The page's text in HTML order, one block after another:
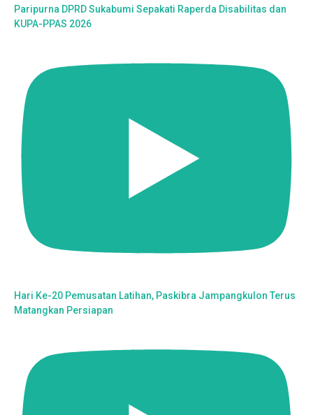
Paripurna DPRD Sukabumi Sepakati Raperda Disabilitas dan
KUPA-PPAS 2026
Hari Ke-20 Pemusatan Latihan, Paskibra Jampangkulon Terus
Matangkan Persiapan